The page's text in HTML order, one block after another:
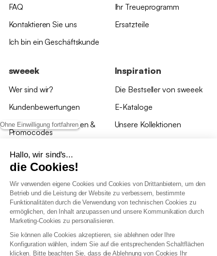
Ohne Einwilligung fortfahren
Hallo, wir sind's...
die Cookies!
Wir verwenden eigene Cookies und Cookies von Drittanbietern, um den
Betrieb und die Leistung der Website zu verbessern, bestimmte
Funktionalitäten durch die Verwendung von technischen Cookies zu
ermöglichen, den Inhalt anzupassen und unsere Kommunikation durch
Marketing-Cookies zu personalisieren.
Sie können alle Cookies akzeptieren, sie ablehnen oder Ihre
Konfiguration wählen, indem Sie auf die entsprechenden Schaltflächen
klicken. Bitte beachten Sie, dass die Ablehnung von Cookies Ihr
FAQ
Kontaktieren Sie uns
Ich bin ein Geschäftskunde
Ihr Treueprogramm
Ersatzteile
sweeek
Wer sind wir?
Kundenbewertungen
*Angebotsbedingungen &
Promocodes
Bewertungen von sweeek
Unsere Geschäfte
Inspiration
Die Bestseller von sweeek
E-Kataloge
Unsere Kollektionen
AGB Treueprogramm
Datenschutzrichtlinien